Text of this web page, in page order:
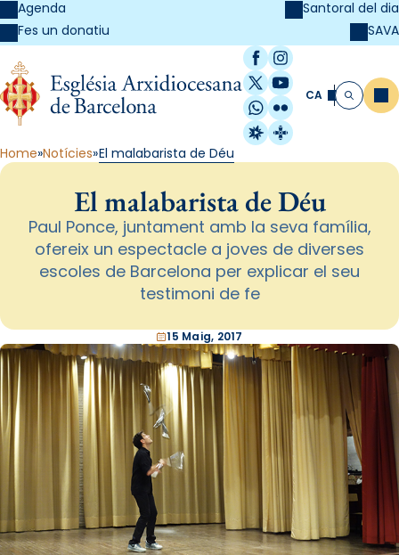
Agenda
Fes un donatiu
Santoral del dia
SAVA
Facebook
Instagram
X / Twitter
YouTube
WhatsApp
Flickr
Radio Estel
Catalunya
CA Cerca
Home Notícies El malabarista de Déu
El malabarista de Déu
Paul Ponce, juntament amb la seva família,
ofereix un espectacle a joves de diverses
escoles de Barcelona per explicar el seu
testimoni de fe
15 Maig, 2017